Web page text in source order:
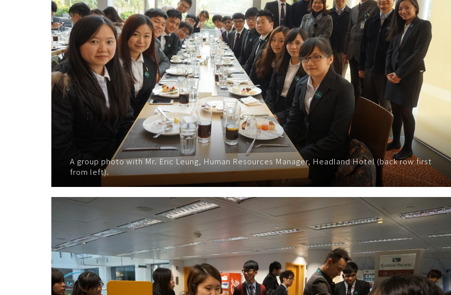
A group photo with Mr. Eric Leung, Human Resources Manager, Headland Hotel (back row first
from left).